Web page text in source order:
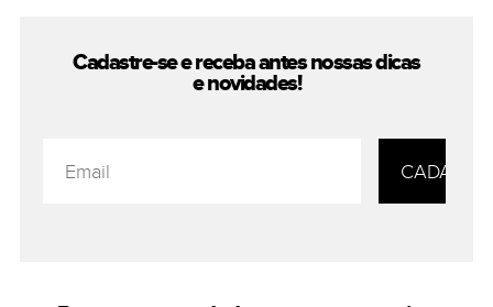
Cadastre-se e receba antes nossasdicas
e novidades!